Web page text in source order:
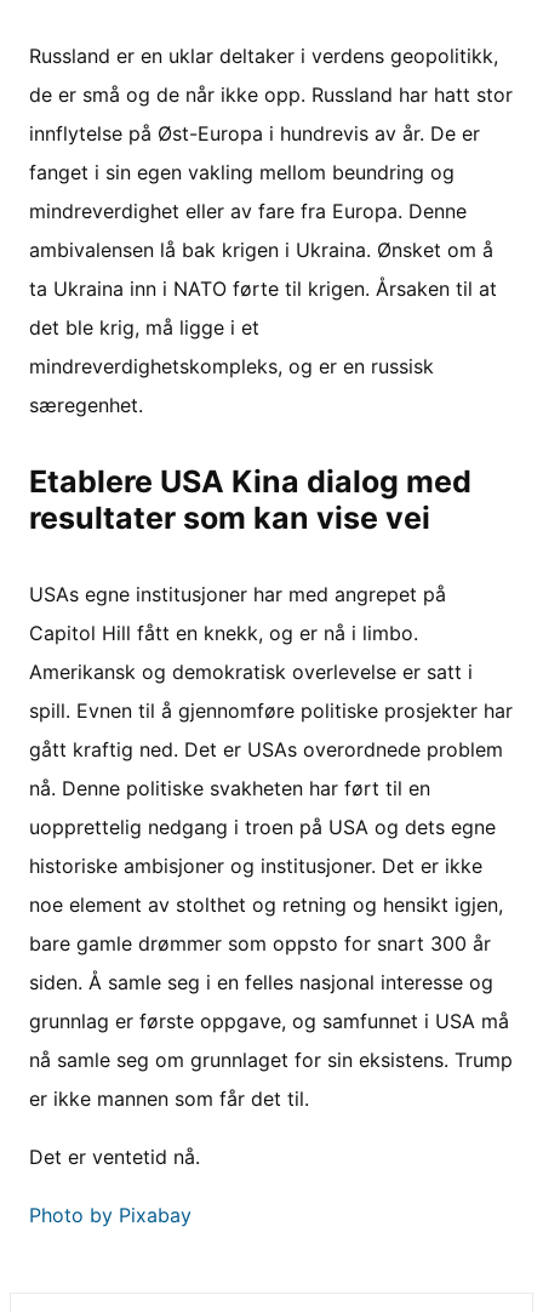
Russland er en uklar deltaker i verdens geopolitikk,
de er små og de når ikke opp. Russland har hatt stor
innflytelse på Øst-Europa i hundrevis av år. De er
fanget i sin egen vakling mellom beundring og
mindreverdighet eller av fare fra Europa. Denne
ambivalensen lå bak krigen i Ukraina. Ønsket om å
ta Ukraina inn i NATO førte til krigen. Årsaken til at
det ble krig, må ligge i et
mindreverdighetskompleks, og er en russisk
særegenhet.
Etablere USA Kina dialog med
resultater som kan vise vei
USAs egne institusjoner har med angrepet på
Capitol Hill fått en knekk, og er nå i limbo.
Amerikansk og demokratisk overlevelse er satt i
spill. Evnen til å gjennomføre politiske prosjekter har
gått kraftig ned. Det er USAs overordnede problem
nå. Denne politiske svakheten har ført til en
uopprettelig nedgang i troen på USA og dets egne
historiske ambisjoner og institusjoner. Det er ikke
noe element av stolthet og retning og hensikt igjen,
bare gamle drømmer som oppsto for snart 300 år
siden. Å samle seg i en felles nasjonal interesse og
grunnlag er første oppgave, og samfunnet i USA må
nå samle seg om grunnlaget for sin eksistens. Trump
er ikke mannen som får det til.
Det er ventetid nå.
Photo by Pixabay